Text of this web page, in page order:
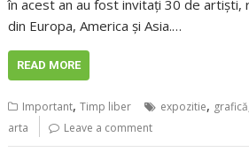
în acest an au fost invitaţi 30 de
din Europa, America și Asia.…
READ MORE
Important,Timp liber expozitie, grafică
arta
Leave a comment